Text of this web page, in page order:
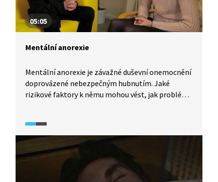
05:05
Mentální anorexie
Mentální anorexie je závažné duševní onemocnění
doprovázené nebezpečným hubnutím. Jaké
rizikové faktory k němu mohou vést, jak problém